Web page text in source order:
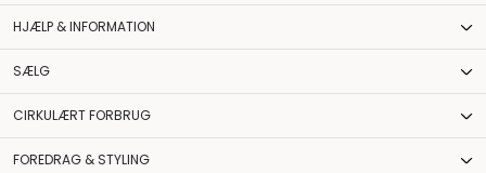
HJÆLP & INFORMATION
SÆLG
CIRKULÆRT FORBRUG
FOREDRAG & STYLING